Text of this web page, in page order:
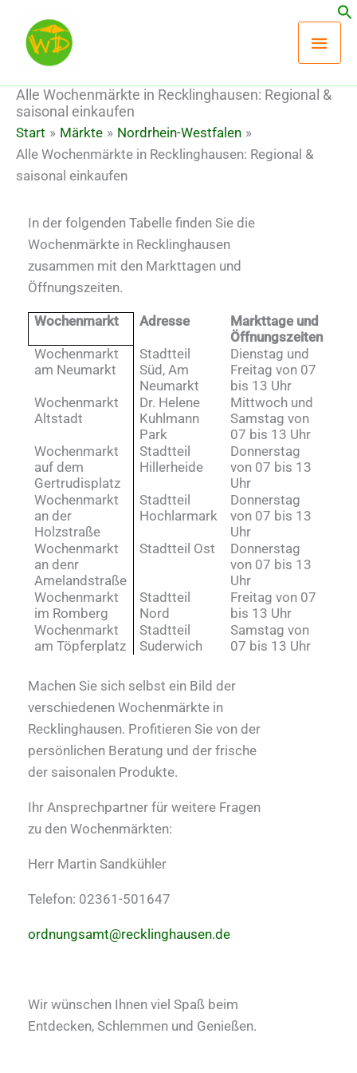
Inhalt
springen
Alle Wochenmärkte in Recklinghausen: Regional &
saisonal einkaufen
Start Märkte
Nordrhein-Westfalen
Alle Wochenmärkte in Recklinghausen: Regional &
saisonal einkaufen
In der folgenden Tabelle finden Sie die
Wochenmärkte in Recklinghausen
zusammen mit den Markttagen und
Öffnungszeiten.
Wochenmarkt Adresse
Markttage und
Öffnungszeiten
Wochenmarkt
am Neumarkt
Stadtteil
Süd, Am
Neumarkt
Dienstag und
Freitag von 07
bis 13 Uhr
Wochenmarkt
Altstadt
Dr. Helene
Kuhlmann
Park
Mittwoch und
Samstag von
07 bis 13 Uhr
Wochenmarkt
auf dem
Gertrudisplatz
Stadtteil
Hillerheide
Donnerstag
von 07 bis 13
Uhr
Wochenmarkt
an der
Holzstraße
Stadtteil
Hochlarmark
Donnerstag
von 07 bis 13
Uhr
Wochenmarkt
an denr
Amelandstraße
Stadtteil Ost
Donnerstag
von 07 bis 13
Uhr
Wochenmarkt
im Romberg
Stadtteil
Nord
Freitag von 07
bis 13 Uhr
Wochenmarkt
am Töpferplatz
Stadtteil
Suderwich
Samstag von
07 bis 13 Uhr
Machen Sie sich selbst ein Bild der
verschiedenen Wochenmärkte in
Recklinghausen. Profitieren Sie von der
persönlichen Beratung und der frische
der saisonalen Produkte.
Ihr Ansprechpartner für weitere Fragen
zu den Wochenmärkten:
Herr Martin Sandkühler
Telefon: 02361-501647
ordnungsamt@recklinghausen.de
Wir wünschen Ihnen viel Spaß beim
Entdecken, Schlemmen und Genießen.